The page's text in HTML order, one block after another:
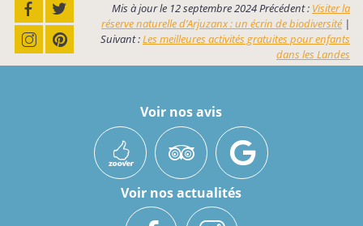
Mis à jour le 12 septembre 2024Précédent : Visiter la
réserve naturelle d’Arjuzanx : un écrin de biodiversité|
Suivant :Les meilleures activités gratuites pour enfants
dans les Landes
Voir nos avis
Voir nos actualités